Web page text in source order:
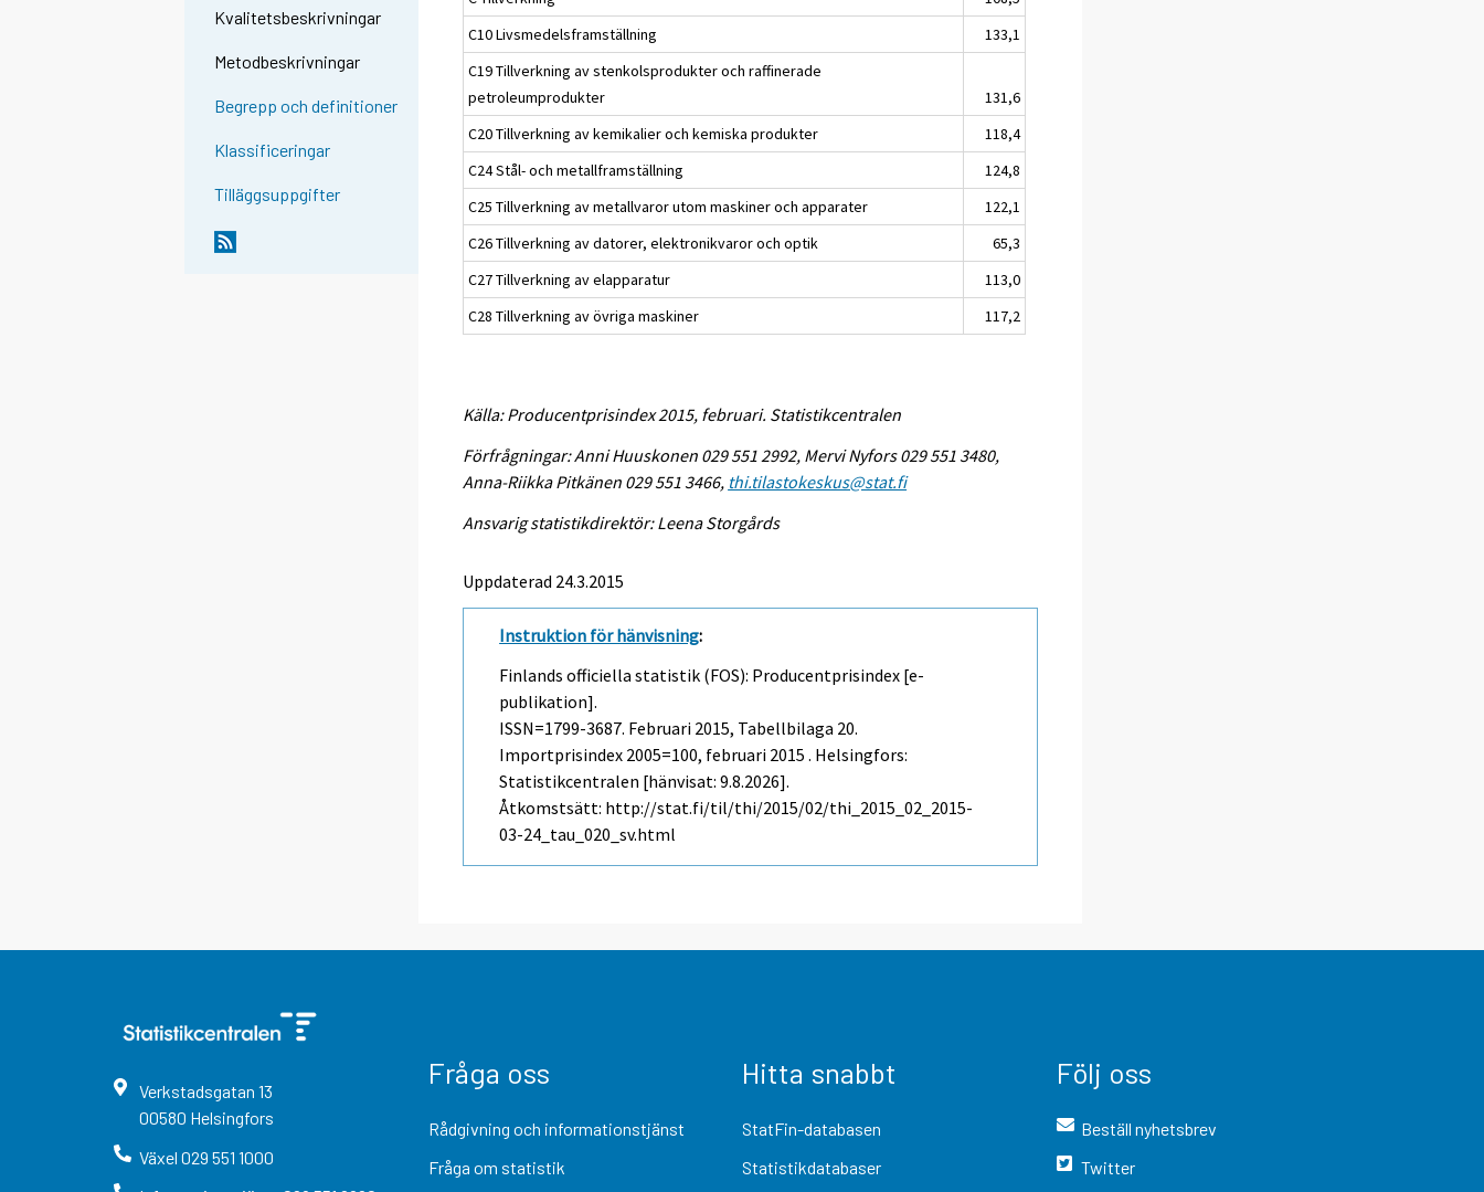
Kvalitetsbeskrivningar
Metodbeskrivningar
Begrepp och definitioner
Klassificeringar
Tilläggsuppgifter
C10 Livsmedelsframställning
133,1
C19 Tillverkning av stenkolsprodukter och raffinerade
petroleumprodukter
131,6
C20 Tillverkning av kemikalier och kemiska produkter
118,4
C24 Stål- och metallframställning
124,8
C25 Tillverkning av metallvaror utom maskiner och apparater
122,1
C26 Tillverkning av datorer, elektronikvaror och optik
65,3
C27 Tillverkning av elapparatur
113,0
C28 Tillverkning av övriga maskiner
117,2
Källa: Producentprisindex 2015, februari. Statistikcentralen
Förfrågningar: Anni Huuskonen 029 551 2992, Mervi Nyfors 029 551 3480,
Anna-Riikka Pitkänen 029 551 3466, thi.tilastokeskus@stat.fi
Ansvarig statistikdirektör: Leena Storgårds
Uppdaterad 24.3.2015
Instruktion för hänvisning:
Finlands officiella statistik (FOS): Producentprisindex [e-
publikation].
ISSN=1799-3687. Februari 2015, Tabellbilaga 20.
Importprisindex 2005=100, februari 2015 . Helsingfors:
Statistikcentralen [hänvisat: 9.8.2026].
Åtkomstsätt: http://stat.fi/til/thi/2015/02/thi_2015_02_2015-
03-24_tau_020_sv.html
Verkstadsgatan 13
00580 Helsingfors
Växel 029 551 1000
Fråga oss
Rådgivning och informationstjänst
Fråga om statistik
Hitta snabbt
StatFin-databasen
Statistikdatabaser
Följ oss
Beställ nyhetsbrev
Twitter